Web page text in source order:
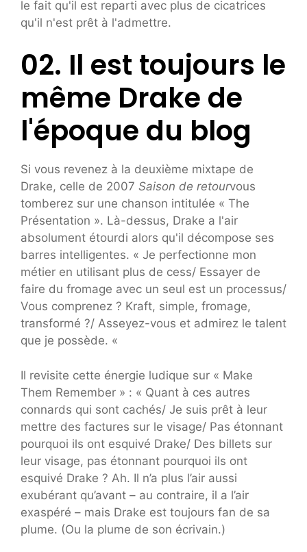
le fait qu'il est reparti avec plus de cicatrices
qu'il n'est prêt à l'admettre.
02. Il est toujours le
même Drake de
l'époque du blog
Si vous revenez à la deuxième mixtape de
Drake, celle de 2007 Saison de retourvous
tomberez sur une chanson intitulée « The
Présentation ». Là-dessus, Drake a l'air
absolument étourdi alors qu'il décompose ses
barres intelligentes. « Je perfectionne mon
métier en utilisant plus de cess/ Essayer de
faire du fromage avec un seul est un processus/
Vous comprenez ? Kraft, simple, fromage,
transformé ?/ Asseyez-vous et admirez le talent
que je possède. «
Il revisite cette énergie ludique sur « Make
Them Remember » : « Quant à ces autres
connards qui sont cachés/ Je suis prêt à leur
mettre des factures sur le visage/ Pas étonnant
pourquoi ils ont esquivé Drake/ Des billets sur
leur visage, pas étonnant pourquoi ils ont
esquivé Drake ? Ah. Il n’a plus l’air aussi
exubérant qu’avant – au contraire, il a l’air
exaspéré – mais Drake est toujours fan de sa
plume. (Ou la plume de son écrivain.)